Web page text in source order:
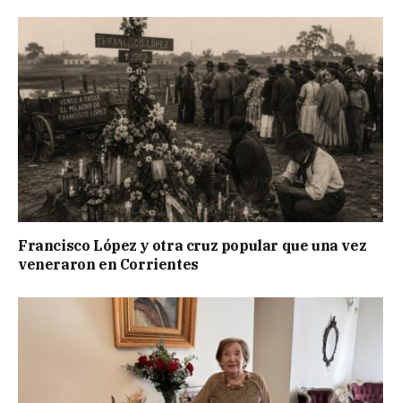
Francisco López y otra cruz popular que una vez
veneraron en Corrientes